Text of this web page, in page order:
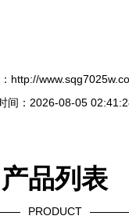
http://
间：2026-08-05
产品列表
PRODUCT